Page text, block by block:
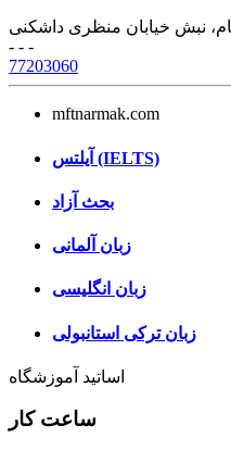
نبش خیابان منظری داشکنی
- - -
77203060
mftnarmak.com
آیلتس (IELTS)
بحث آزاد
زبان آلمانی
زبان انگلیسی
زبان ترکی استانبولی
اساتید آموزشگاه
ساعت کار